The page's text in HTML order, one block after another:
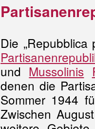
Die „Repubblica
und Mussolinis
denen die
Sommer 1944
Zwischen